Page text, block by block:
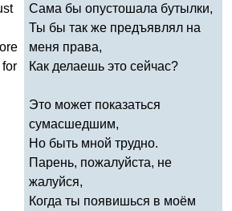
for
Сама бы опустошала бутылки,
Ты бы так же предъявлял на
меня права,
Как делаешь это сейчас?
Это может показаться
сумасшедшим,
Но быть мной трудно.
Парень, пожалуйста, не
жалуйся,
Когда ты появишься в моём